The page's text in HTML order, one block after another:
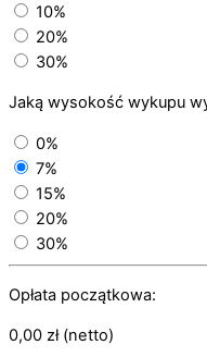
10%
20%
30%
Jaką wysokość wykupu
0%
7%
15%
20%
30%
Opłata początkowa:
0,00 zł(netto)